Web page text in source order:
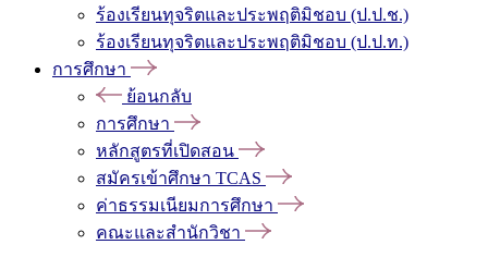
ร้องเรียนทุจริตและประพฤติมิชอบ (ป.ป.ช.)
ร้องเรียนทุจริตและประพฤติมิชอบ (ป.ป.ท.)
การศึกษา
ย้อนกลับ
การศึกษา
หลักสูตรที่เปิดสอน
สมัครเข้าศึกษา TCAS
ค่าธรรมเนียมการศึกษา
คณะและสำนักวิชา